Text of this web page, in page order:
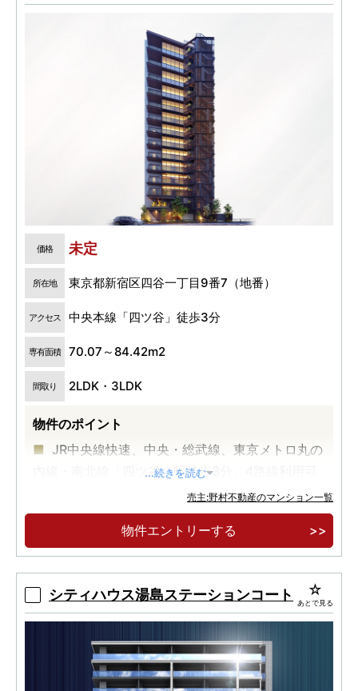
価格 未定
所在地 東京都新宿区四谷一丁目9番7（地番）
アクセス 中央本線「四ツ谷」徒歩3分
専有面積 70.07～84.42m2
間取り 2LDK・3LDK
物件のポイント
JR中央線快速、中央・総武線、東京メトロ丸の
内線・南北線「四ツ谷」駅徒歩3分。4路線利用可
全邸南向きの全38邸。天高2.6m以上の開放感
と緑を見渡す豊かな眺望を享受。
ン。
...続きを読む
売主:野村不動産のマンション一覧
物件エントリーする
シティハウス湯島ステーションコート あとで見る